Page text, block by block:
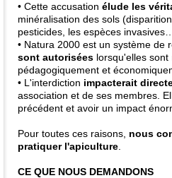
• Cette accusation élude les
minéralisation des sols
pesticides, les espèces
• Natura 2000 est un système de
sont autorisées lorsqu'elles
pédagogiquement et
• L'interdiction impacterait
association et de ses membres.
précédent et avoir un impact
Pour toutes ces raisons, nous
pratiquer l'apiculture
CE QUE NOUS DEMANDONS